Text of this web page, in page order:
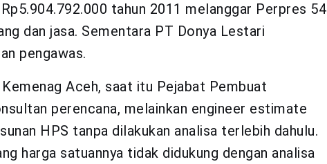
tahun 2011 melanggar Perpres 54
dan jasa. Sementara PT Donya Lestari
pengawas.
Aceh, saat itu Pejabat Pembuat
perencana, melainkan engineer estimate
HPS tanpa dilakukan analisa terlebih dahulu.
harga satuannya tidak didukung dengan analisa